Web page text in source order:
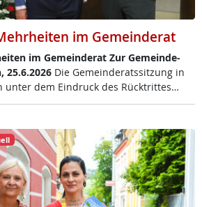
im Gemeinderat
im Ge­mein­de­rat Zur Ge­mein­de­
25.6.2026Die Ge­mein­de­rats­sit­zung in
un­ter dem Ein­druck des Rück­trit­tes…